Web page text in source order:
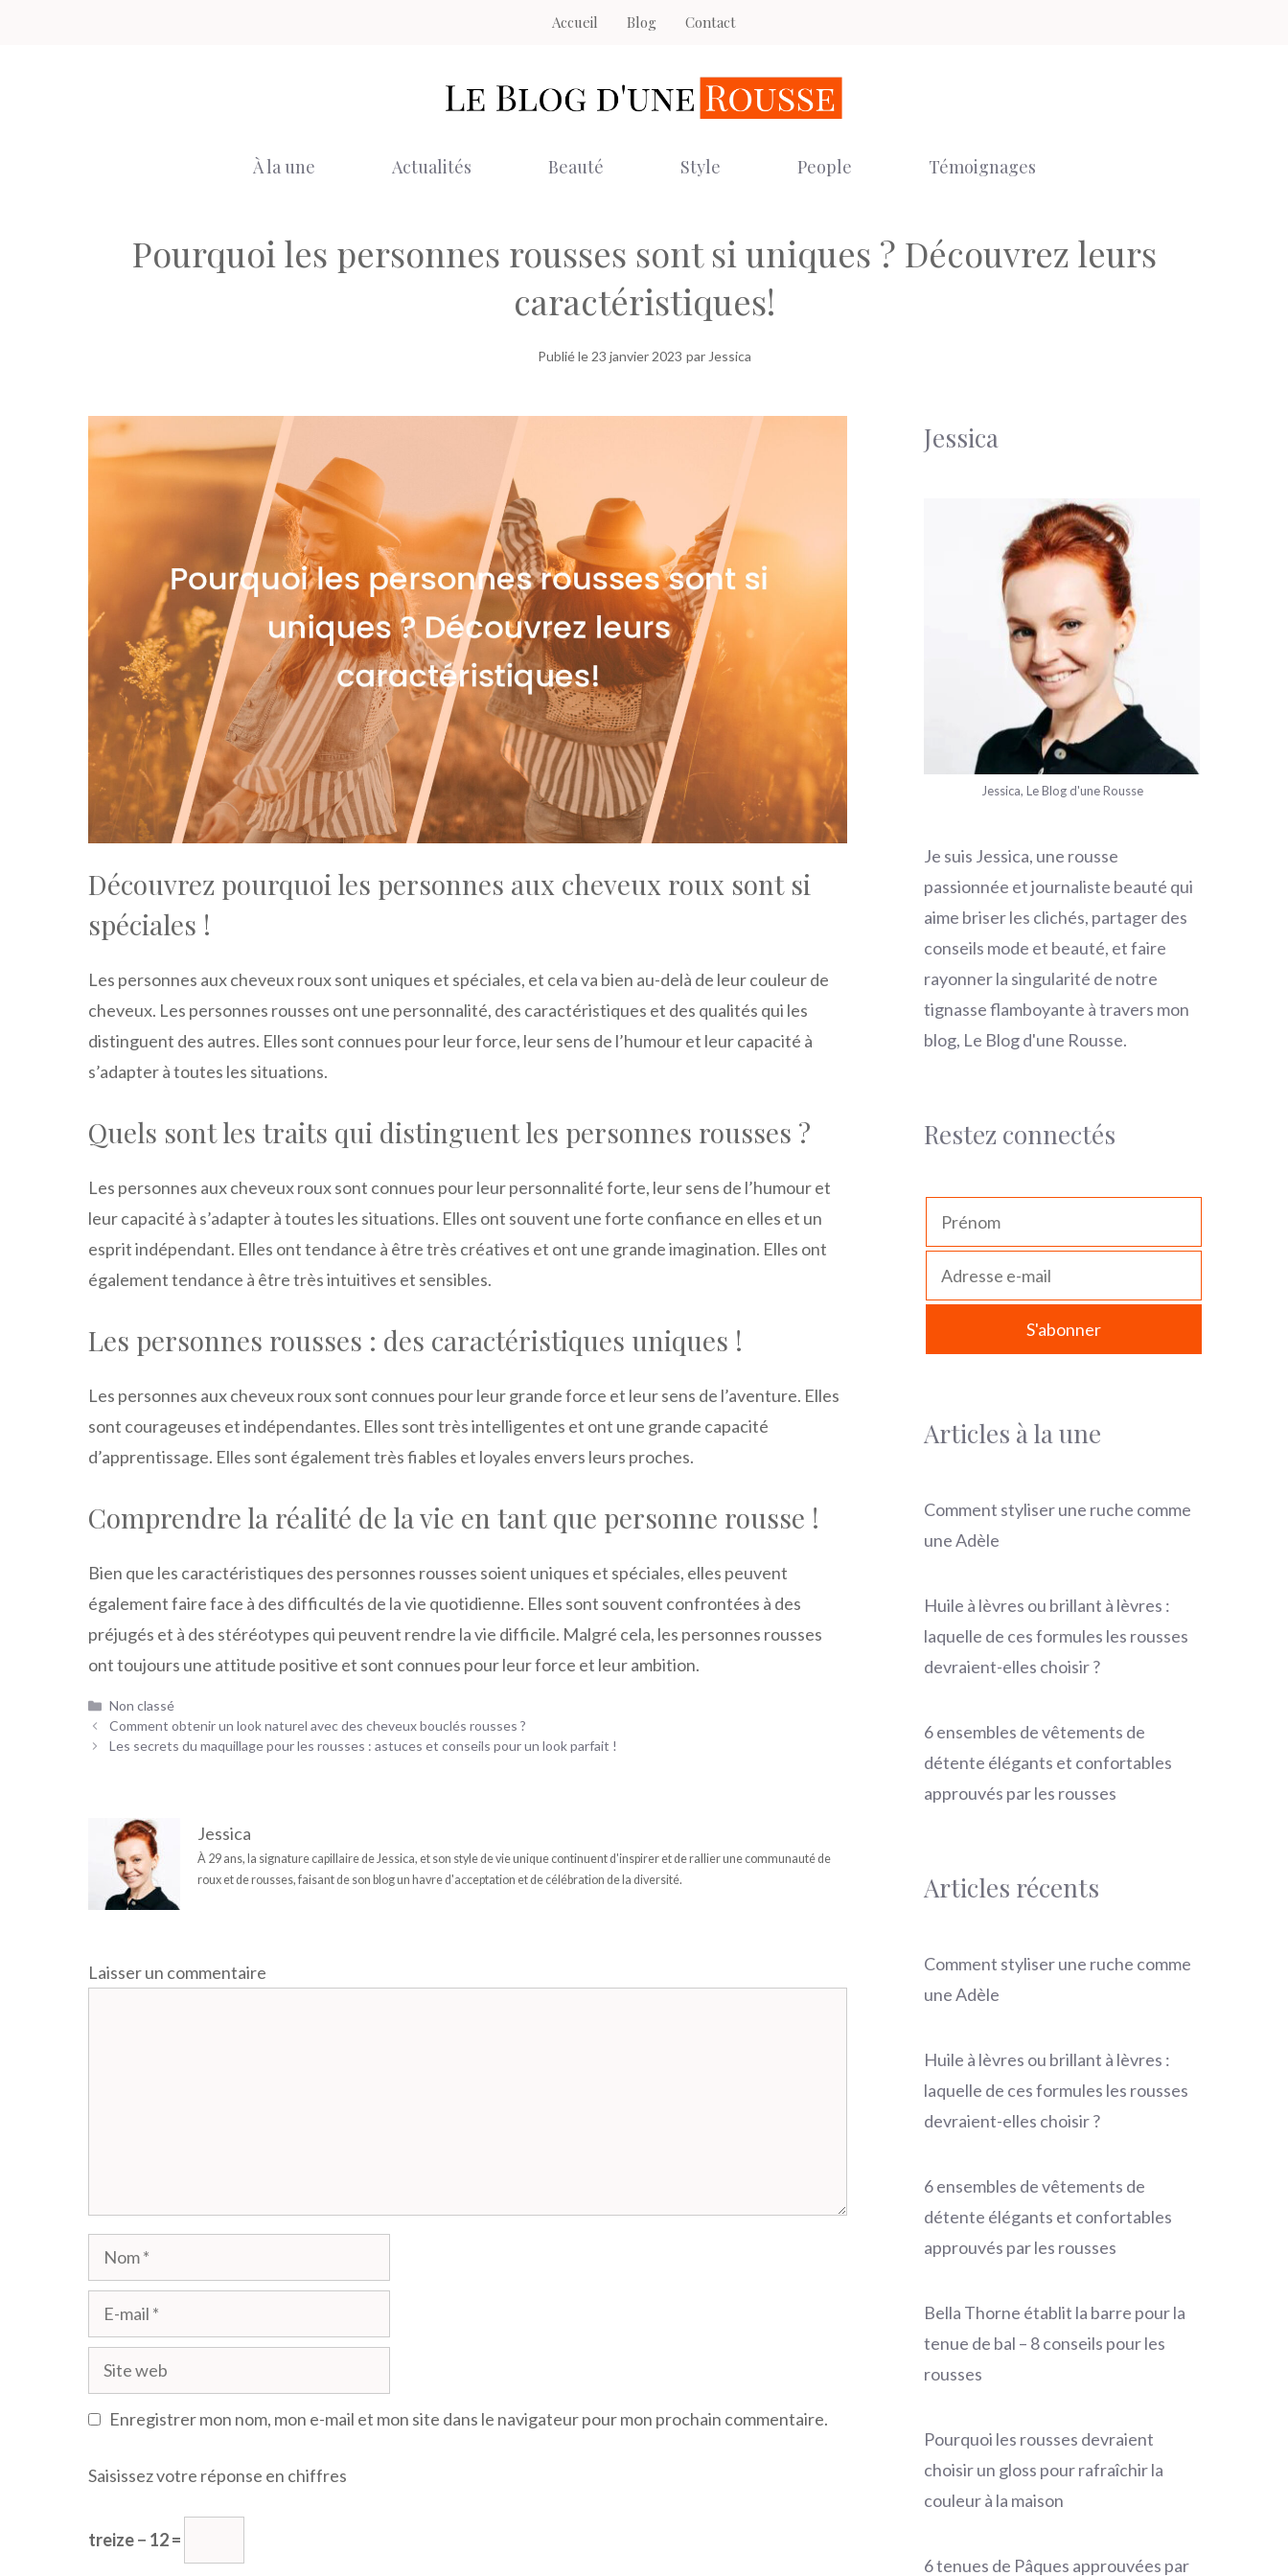
Accueil Blog Contact
À la une Actualités Beauté Style People Témoignages
Pourquoi les personnes rousses sont si uniques ? Découvrez leurs
caractéristiques!
Publié le 23 janvier 2023 par Jessica
Découvrez pourquoi les personnes aux cheveux roux sont si
spéciales !
Les personnes aux cheveux roux sont uniques et spéciales, et cela va bien au-delà de leur couleur de
cheveux. Les personnes rousses ont une personnalité, des caractéristiques et des qualités qui les
distinguent des autres. Elles sont connues pour leur force, leur sens de l’humour et leur capacité à
s’adapter à toutes les situations.
Quels sont les traits qui distinguent les personnes rousses ?
Les personnes aux cheveux roux sont connues pour leur personnalité forte, leur sens de l’humour et
leur capacité à s’adapter à toutes les situations. Elles ont souvent une forte confiance en elles et un
esprit indépendant. Elles ont tendance à être très créatives et ont une grande imagination. Elles ont
également tendance à être très intuitives et sensibles.
Les personnes rousses : des caractéristiques uniques !
Les personnes aux cheveux roux sont connues pour leur grande force et leur sens de l’aventure. Elles
sont courageuses et indépendantes. Elles sont très intelligentes et ont une grande capacité
d’apprentissage. Elles sont également très fiables et loyales envers leurs proches.
Comprendre la réalité de la vie en tant que personne rousse !
Bien que les caractéristiques des personnes rousses soient uniques et spéciales, elles peuvent
également faire face à des difficultés de la vie quotidienne. Elles sont souvent confrontées à des
préjugés et à des stéréotypes qui peuvent rendre la vie difficile. Malgré cela, les personnes rousses
ont toujours une attitude positive et sont connues pour leur force et leur ambition.
Catégories
Non classé
Comment obtenir un look naturel avec des cheveux bouclés rousses ?
Les secrets du maquillage pour les rousses : astuces et conseils pour un look parfait !
Jessica
À 29 ans, la signature capillaire de Jessica, et son style de vie unique continuent d'inspirer et de rallier une communauté de
roux et de rousses, faisant de son blog un havre d'acceptation et de célébration de la diversité.
Laisser un commentaire
Nom
mail
Site
web
Enregistrer mon nom, mon e-mail et mon site dans le navigateur pour mon prochain commentaire.
Saisissez votre réponse en chiffres
treize − 12 =
Jessica
Jessica, Le Blog d'une Rousse
Je suis Jessica, une rousse
passionnée et journaliste beauté qui
aime briser les clichés, partager des
conseils mode et beauté, et faire
rayonner la singularité de notre
tignasse flamboyante à travers mon
blog, Le Blog d'une Rousse.
Restez connectés
Articles à la une
Comment styliser une ruche comme
une Adèle
Huile à lèvres ou brillant à lèvres :
laquelle de ces formules les rousses
devraient-elles choisir ?
6 ensembles de vêtements de
détente élégants et confortables
approuvés par les rousses
Articles récents
Comment styliser une ruche comme
une Adèle
Huile à lèvres ou brillant à lèvres :
laquelle de ces formules les rousses
devraient-elles choisir ?
6 ensembles de vêtements de
détente élégants et confortables
approuvés par les rousses
Bella Thorne établit la barre pour la
tenue de bal – 8 conseils pour les
rousses
Pourquoi les rousses devraient
choisir un gloss pour rafraîchir la
couleur à la maison
6 tenues de Pâques approuvées par